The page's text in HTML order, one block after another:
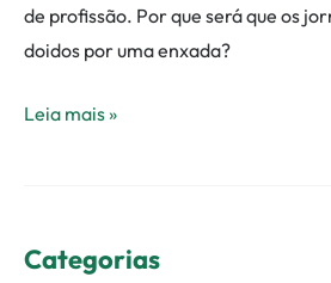
de profissão. Por que será que os
doidos por uma enxada?
Leia mais »
Categorias